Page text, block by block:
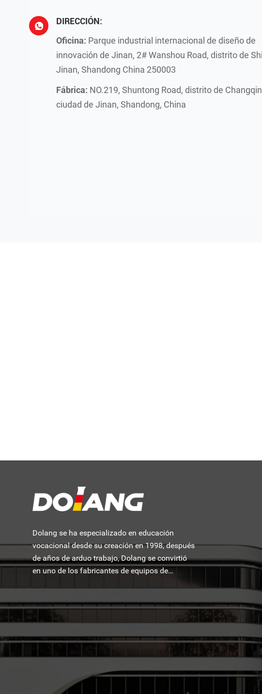
DIRECCIÓN:
Oficina: Parque industrial internacional de diseño de
innovación de Jinan, 2# Wanshou Road, distrito de
Jinan, Shandong China 250003
Fábrica: NO.219, Shuntong Road, distrito de
ciudad de Jinan, Shandong, China
Dolang se ha especializado en educación
vocacional desde su creación en 1998, después
de años de arduo trabajo, Dolang se convirtió
en uno de los fabricantes de equipos de
formación educativa más famosos del mundo.